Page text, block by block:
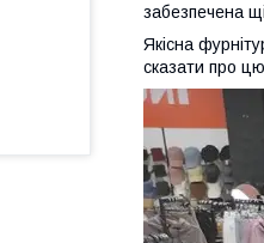
забезпечена
Якісна
сказати про